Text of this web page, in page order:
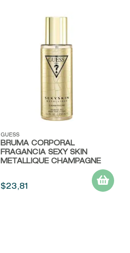
Vista rápida
GUESS
BRUMA CORPORAL
FRAGANCIA SEXY SKIN
METALLIQUE CHAMPAGNE
$23,81